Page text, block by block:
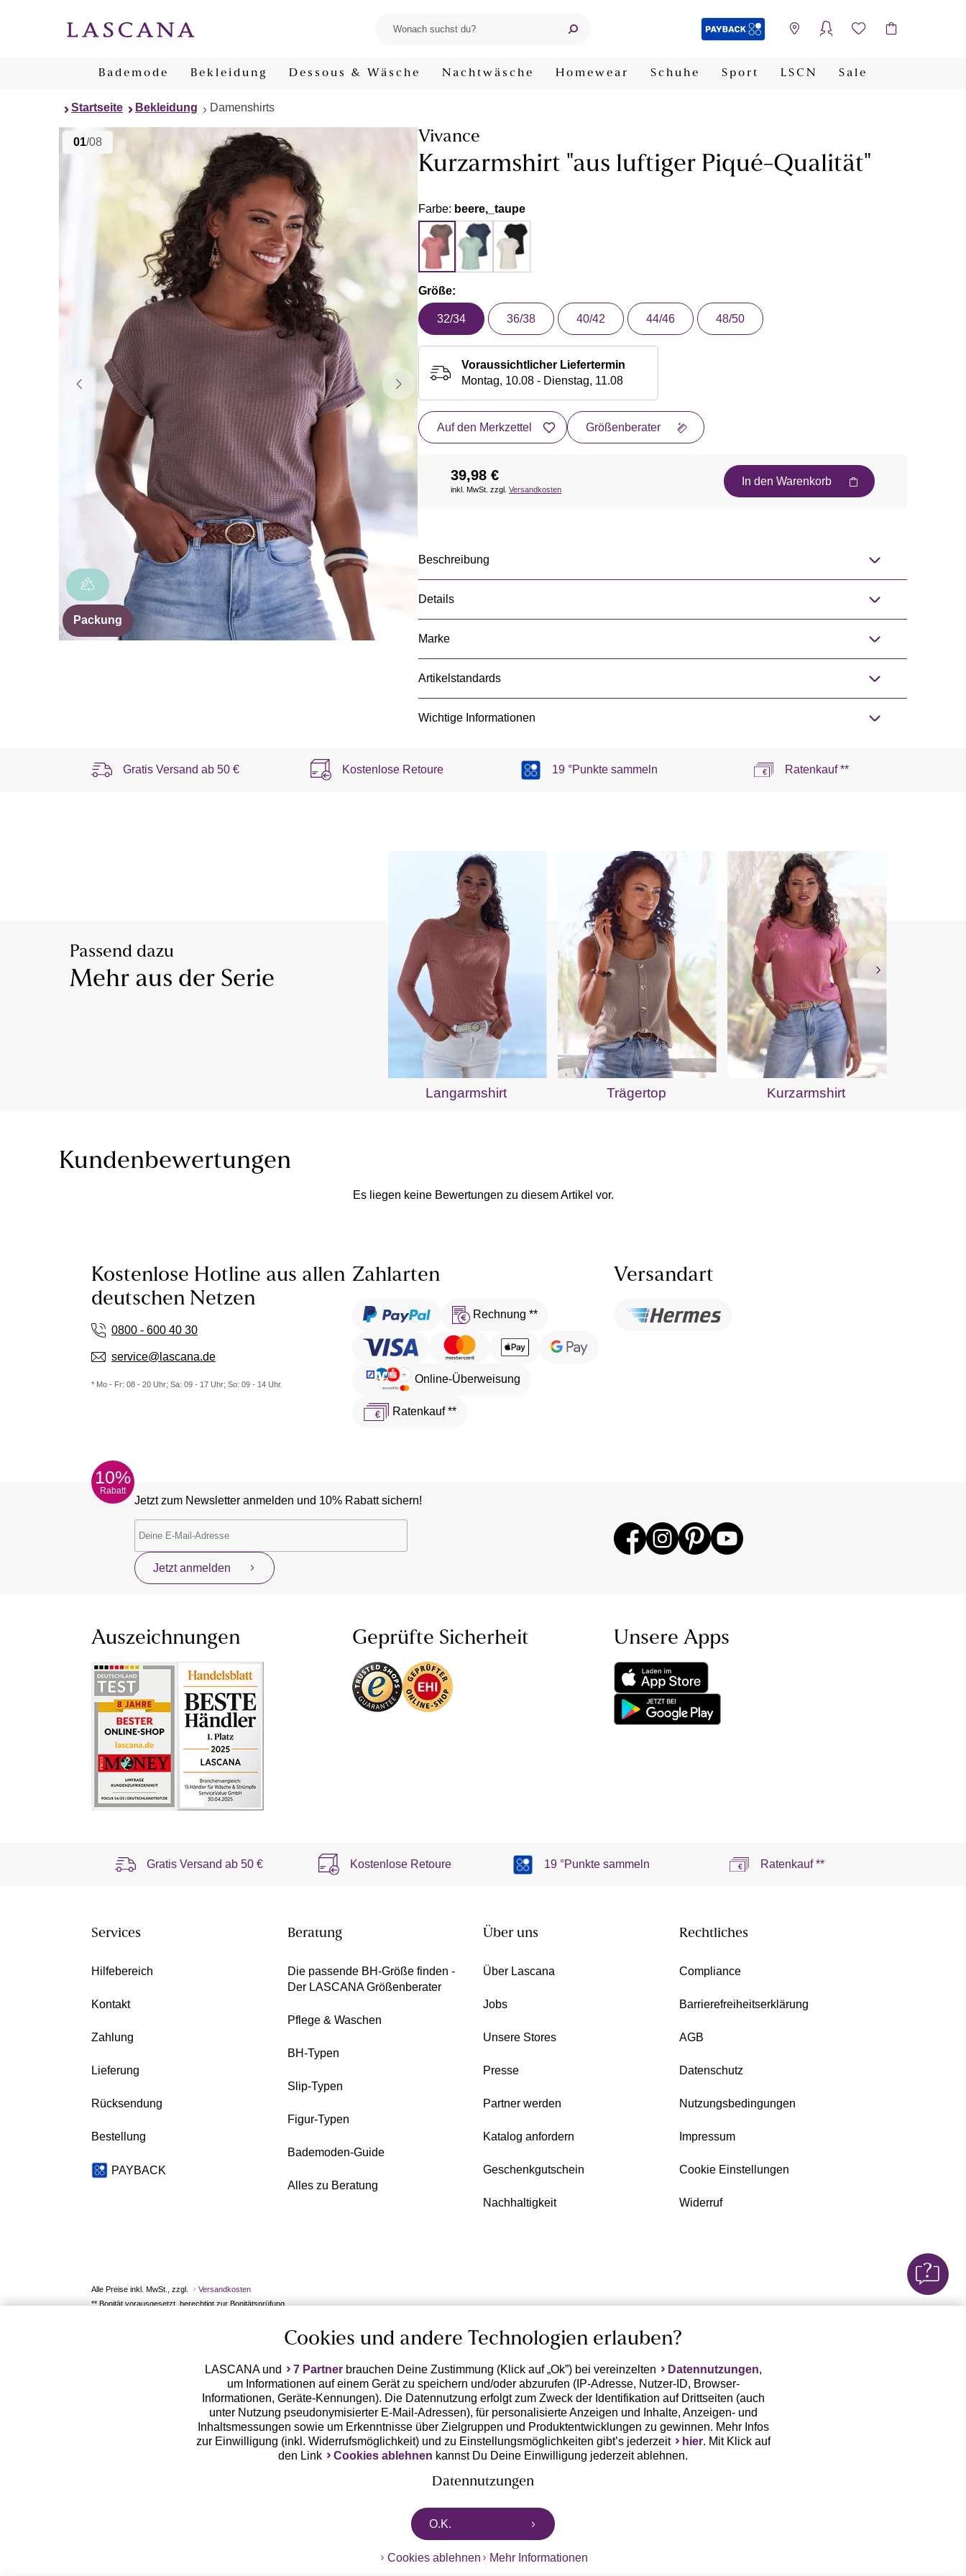
Bademode Bekleidung Dessous & Wäsche Nachtwäsche Homewear Schuhe Sport LSCN Sale
Startseite Bekleidung Damenshirts
01/08
Packung
Vivance
Kurzarmshirt "aus luftiger Piqué-Qualität"
Farbe: beere,_taupe
Größe:
32/34 36/38 40/42 44/46 48/50
Voraussichtlicher Liefertermin
Montag, 10.08 - Dienstag, 11.08
Auf den Merkzettel Größenberater
39,98 €
inkl. MwSt. zzgl. Versandkosten
In den Warenkorb
Beschreibung
Details
Marke
Artikelstandards
Wichtige Informationen
Gratis Versand ab 50 € Kostenlose Retoure 19 °Punkte sammeln Ratenkauf **
Passend dazu
Mehr aus der Serie
Langarmshirt Trägertop Kurzarmshirt
Kundenbewertungen
Es liegen keine Bewertungen zu diesem Artikel vor.
Kostenlose Hotline aus allen
deutschen Netzen
0800 - 600 40 30
service@lascana.de
* Mo - Fr: 08 - 20 Uhr; Sa: 09 - 17 Uhr; So: 09 - 14 Uhr.
Zahlarten
Rechnung **
Online-Überweisung
Ratenkauf **
Versandart
10%
Rabatt
Jetzt zum Newsletter anmelden und 10% Rabatt sichern!
Jetzt anmelden
Auszeichnungen Geprüfte Sicherheit Unsere Apps
Gratis Versand ab50 € Kostenlose Retoure 19 °Punkte sammeln Ratenkauf **
Services
Hilfebereich
Kontakt
Zahlung
Lieferung
Rücksendung
Bestellung
PAYBACK
Beratung
Die passende BH-Größe finden -
Der LASCANA Größenberater
Pflege & Waschen
BH-Typen
Slip-Typen
Figur-Typen
Bademoden-Guide
Alles zu Beratung
Über uns
Über Lascana
Jobs
Unsere Stores
Presse
Partner werden
Katalog anfordern
Geschenkgutschein
Nachhaltigkeit
Rechtliches
Compliance
Barrierefreiheitserklärung
AGB
Datenschutz
Nutzungsbedingungen
Impressum
Cookie Einstellungen
Widerruf
Alle Preise inkl. MwSt., zzgl.
Versandkosten
** Bonität vorausgesetzt, berechtigt zur Bonitätsprüfung
Cookies und andere Technologien erlauben?
LASCANA und 7 Partnerbrauchen Deine Zustimmung (Klick auf „Ok”) bei vereinzelten Datennutzungen,
um Informationen auf einem Gerät zu speichern und/oder abzurufen (IP-Adresse, Nutzer-ID, Browser-
Informationen, Geräte-Kennungen). Die Datennutzung erfolgt zum Zweck der Identifikation auf Drittseiten (auch
unter Nutzung pseudonymisierter E-Mail-Adressen), für personalisierte Anzeigen und Inhalte, Anzeigen- und
Inhaltsmessungen sowie um Erkenntnisse über Zielgruppen und Produktentwicklungen zu gewinnen. Mehr Infos
zur Einwilligung (inkl. Widerrufsmöglichkeit) und zu Einstellungsmöglichkeiten gibt’s jederzeit
hier. Mit Klick auf
den Link
Cookies ablehnen kannst Du Deine Einwilligung jederzeit ablehnen.
Datennutzungen
LASCANA arbeitet mit Partnern zusammen, die von deinem Endgerät abgerufene Daten (Trackingdaten) oder die
von uns übermittelten pseudonymisierten Daten zur Aussteuerung unserer Werbung sowie auch zu eigenen
Erhebung der Trackingdaten bzw. die Übermittlung deiner pseudonymisierten Daten, sondern auch deren
O.K.
Cookies ablehnen Mehr Informationen